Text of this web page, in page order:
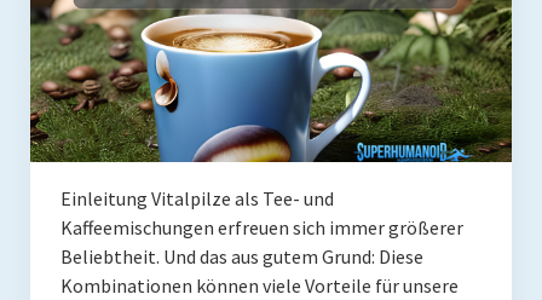
Paleo Bücher
Abnehmen mit Paleo
Zunehmen mit Paleo
Gehirn-Pflege Kochbuch
Paleo Bücher kaufen
Einleitung Vitalpilze als Tee- und
Kaffeemischungen erfreuen sich immer größerer
Beliebtheit. Und das aus gutem Grund: Diese
Kombinationen können viele Vorteile für unsere